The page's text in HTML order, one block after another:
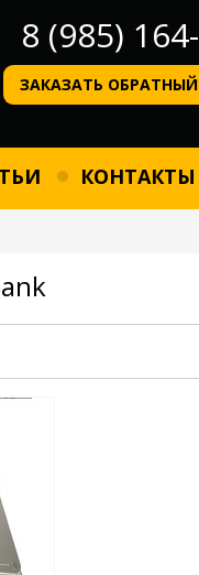
8 (985)
ЗАКАЗАТЬ
КОНТАКТЫ